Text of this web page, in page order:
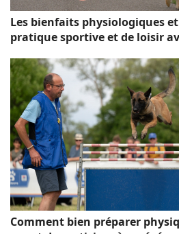
Les bienfaits physiologiques
pratique sportive et de loisir
Comment bien préparer